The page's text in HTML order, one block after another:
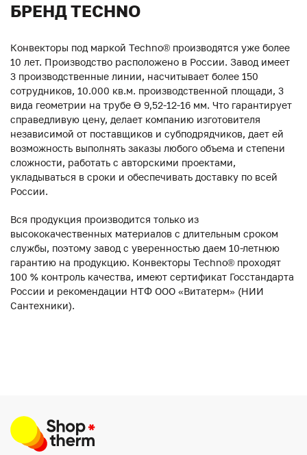
БРЕНД TECHNO
Конвекторы под маркой Techno® производятся уже более
10 лет. Производство расположено в России. Завод имеет
3 производственные линии, насчитывает более 150
сотрудников, 10.000 кв.м. производственной площади, 3
вида геометрии на трубе ϴ 9,52-12-16 мм. Что гарантирует
справедливую цену, делает компанию изготовителя
независимой от поставщиков и субподрядчиков, дает ей
возможность выполнять заказы любого объема и степени
сложности, работать с авторскими проектами,
укладываться в сроки и обеспечивать доставку по всей
России.
Вся продукция производится только из
высококачественных материалов с длительным сроком
службы, поэтому завод с уверенностью даем 10-летнюю
гарантию на продукцию. Конвекторы Techno® проходят
100 % контроль качества, имеют сертификат Госстандарта
России и рекомендации НТФ ООО «Витатерм» (НИИ
Сантехники).